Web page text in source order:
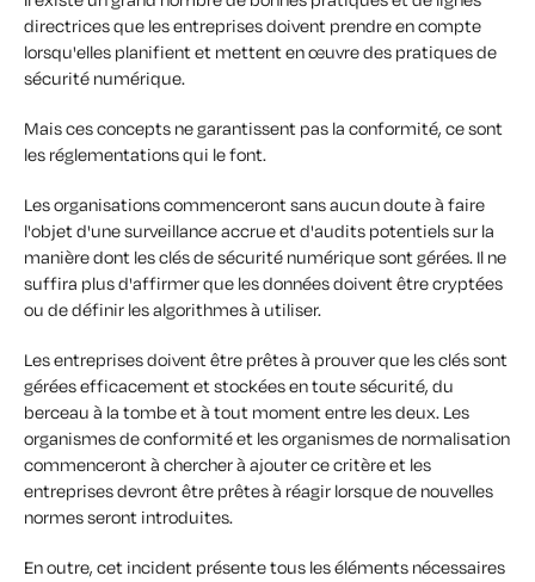
directrices que les entreprises doivent prendre en compte
lorsqu'elles planifient et mettent en œuvre des pratiques de
sécurité numérique.
Mais ces concepts ne garantissent pas la conformité, ce sont
les réglementations qui le font.
Les organisations commenceront sans aucun doute à faire
l'objet d'une surveillance accrue et d'audits potentiels sur la
manière dont les clés de sécurité numérique sont gérées. Il ne
suffira plus d'affirmer que les données doivent être cryptées
ou de définir les algorithmes à utiliser.
Les entreprises doivent être prêtes à prouver que les clés sont
gérées efficacement et stockées en toute sécurité, du
berceau à la tombe et à tout moment entre les deux. Les
organismes de conformité et les organismes de normalisation
commenceront à chercher à ajouter ce critère et les
entreprises devront être prêtes à réagir lorsque de nouvelles
normes seront introduites.
En outre, cet incident présente tous les éléments nécessaires